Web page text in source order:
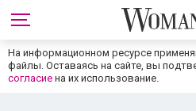
На информационном ресурсе
файлы. Оставаясь на сайте, вы
согласие на их использование.